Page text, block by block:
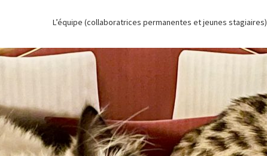
L’équipe (collaboratrices permanentes et jeunes stagiaires)